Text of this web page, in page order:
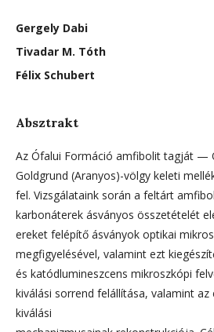
Gergely Dabi
Tivadar M. Tóth
Félix Schubert
Absztrakt
Az Ófalui Formáció amfibolit tagját —
Goldgrund (Aranyos)-völgy keleti
fel. Vizsgálataink során a feltárt
karbonáterek ásványos összetételét
ereket felépítő ásványok optikai
megfigyelésével, valamint ezt
és katódlumineszcens mikroszkópi
kiválási sorrend felállítása, valamint az
kiválási